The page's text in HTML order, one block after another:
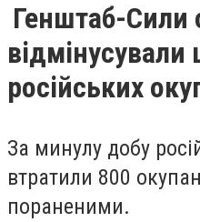
Генштаб-Сили
російських
За минулу добу
втратили 800
пораненими.